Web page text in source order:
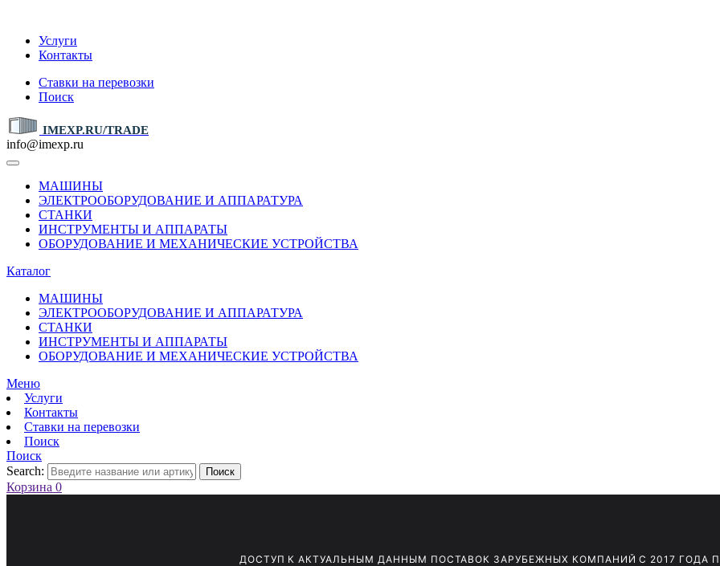
Услуги
Контакты
Ставки на перевозки
Поиск
IMEXP.RU/TRADE
info@imexp.ru
МАШИНЫ
ЭЛЕКТРООБОРУДОВАНИЕ И АППАРАТУРА
СТАНКИ
ИНСТРУМЕНТЫ И АППАРАТЫ
ОБОРУДОВАНИЕ И МЕХАНИЧЕСКИЕ УСТРОЙСТВА
Каталог
МАШИНЫ
ЭЛЕКТРООБОРУДОВАНИЕ И АППАРАТУРА
СТАНКИ
ИНСТРУМЕНТЫ И АППАРАТЫ
ОБОРУДОВАНИЕ И МЕХАНИЧЕСКИЕ УСТРОЙСТВА
Меню
Услуги
Контакты
Ставки на перевозки
Поиск
Поиск
Search:
Поиск
Корзина 0
ДОСТУП К АКТУАЛЬНЫМ ДАННЫМ ПОСТАВОК ЗАРУБЕЖНЫХ КОМПАНИЙ С 2017 ГОДА